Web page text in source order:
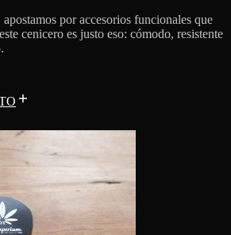
por accesorios funcionales que
cenicero es justo eso: cómodo, resistente